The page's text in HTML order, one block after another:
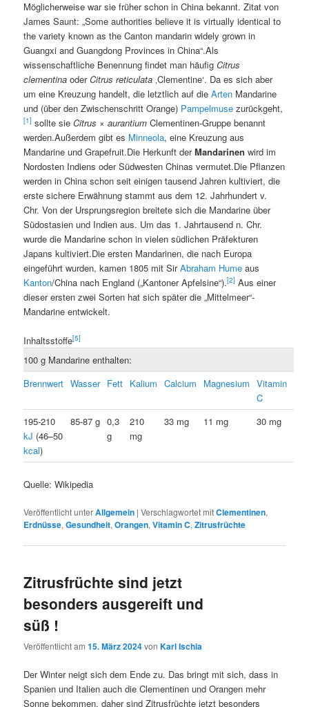
Möglicherweise war sie früher schon in China bekannt. Zitat von
James Saunt: „Some authorities believe it is virtually identical to
the variety known as the Canton mandarin widely grown in
Guangxi and Guangdong Provinces in China“.Als
wissenschaftliche Benennung findet man häufigCitrus
clementina oderCitrus reticulata ‚Clementine‘. Da es sich aber
um eine Kreuzung handelt, die letztlich auf dieArten Mandarine
und (über den Zwischenschritt Orange) Pampelmuse zurückgeht,
[1] sollte sieCitrus × aurantium Clementinen-Gruppe benannt
werden.Außerdem gibt es Minneola, eine Kreuzung aus
Mandarine und Grapefruit.Die Herkunft derMandarinen wird im
Nordosten Indiens oder Südwesten Chinas vermutet.Die Pflanzen
werden in China schon seit einigen tausend Jahren kultiviert, die
erste sichere Erwähnung stammt aus dem 12. Jahrhundert v.
Chr. Von der Ursprungsregion breitete sich die Mandarine über
Südostasien und Indien aus. Um das 1. Jahrtausend n. Chr.
wurde die Mandarine schon in vielen südlichen Präfekturen
Japans kultiviert.Die ersten Mandarinen, die nach Europa
eingeführt wurden, kamen 1805 mit SirAbraham Hume aus
Kanton/China nach England („Kantoner Apfelsine“).[2] Aus einer
dieser ersten zwei Sorten hat sich später die „Mittelmeer“-
Mandarine entwickelt.
Inhaltsstoffe[5]
100 g Mandarine enthalten:
Brennwert Wasser Fett Kalium Calcium Magnesium Vitamin
C
195-210
kJ (46–50
kcal)
85-87 g 0,3
g
210
mg
33 mg 11 mg 30 mg
Quelle: Wikipedia
Veröffentlicht unterAllgemein |Verschlagwortet mitClementinen,
Erdnüsse,Gesundheit,Orangen,Vitamin C,Zitrusfrüchte
Zitrusfrüchte sind jetzt
besonders ausgereift und
süß !
Veröffentlicht am15. März 2024vonKarl Ischia
Der Winter neigt sich dem Ende zu. Das bringt mit sich, dass in
Spanien und Italien auch die Clementinen und Orangen mehr
Sonne bekommen, daher sind Zitrusfrüchte jetzt besonders